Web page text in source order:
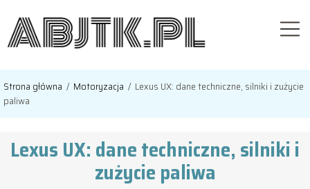
Strona główna / Motoryzacja / Lexus UX: dane techniczne, silniki i zużycie
paliwa
Lexus UX: dane techniczne, silniki i
zużycie paliwa